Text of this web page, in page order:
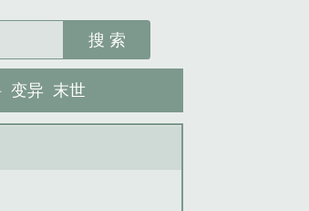
搜 索
变异 末世